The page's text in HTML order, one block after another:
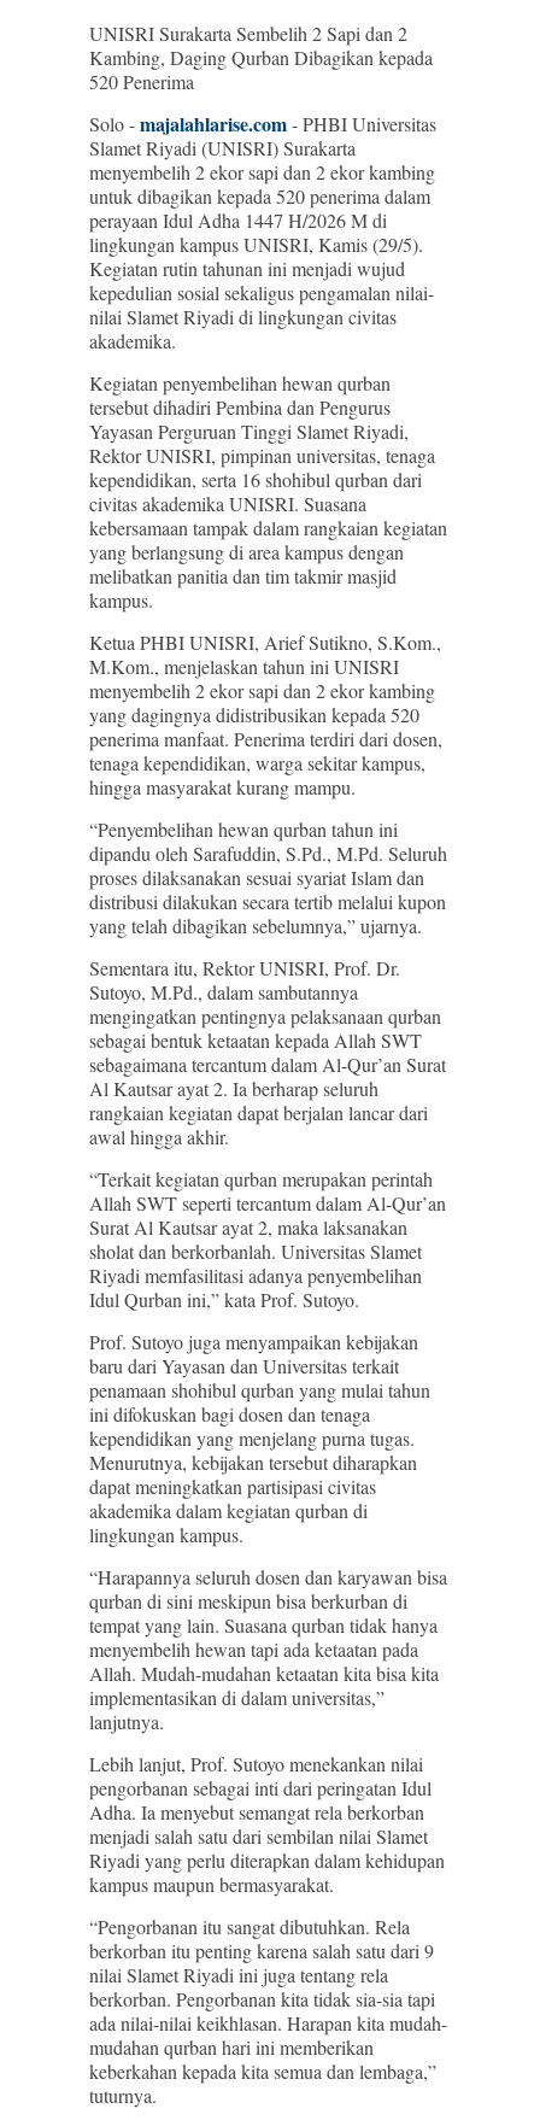
UNISRI Surakarta Sembelih 2 Sapi dan 2
Kambing, Daging Qurban Dibagikan kepada
520 Penerima
Solo -majalahlarise.com- PHBI Universitas
Slamet Riyadi (UNISRI) Surakarta
menyembelih 2 ekor sapi dan 2 ekor kambing
untuk dibagikan kepada 520 penerima dalam
perayaan Idul Adha 1447 H/2026 M di
lingkungan kampus UNISRI, Kamis (29/5).
Kegiatan rutin tahunan ini menjadi wujud
kepedulian sosial sekaligus pengamalan nilai-
nilai Slamet Riyadi di lingkungan civitas
akademika.
Kegiatan penyembelihan hewan qurban
tersebut dihadiri Pembina dan Pengurus
Yayasan Perguruan Tinggi Slamet Riyadi,
Rektor UNISRI, pimpinan universitas, tenaga
kependidikan, serta 16 shohibul qurban dari
civitas akademika UNISRI. Suasana
kebersamaan tampak dalam rangkaian kegiatan
yang berlangsung di area kampus dengan
melibatkan panitia dan tim takmir masjid
kampus.
Ketua PHBI UNISRI, Arief Sutikno, S.Kom.,
M.Kom., menjelaskan tahun ini UNISRI
menyembelih 2 ekor sapi dan 2 ekor kambing
yang dagingnya didistribusikan kepada 520
penerima manfaat. Penerima terdiri dari dosen,
tenaga kependidikan, warga sekitar kampus,
hingga masyarakat kurang mampu.
“Penyembelihan hewan qurban tahun ini
dipandu oleh Sarafuddin, S.Pd., M.Pd. Seluruh
proses dilaksanakan sesuai syariat Islam dan
distribusi dilakukan secara tertib melalui kupon
yang telah dibagikan sebelumnya,” ujarnya.
Sementara itu, Rektor UNISRI, Prof. Dr.
Sutoyo, M.Pd., dalam sambutannya
mengingatkan pentingnya pelaksanaan qurban
sebagai bentuk ketaatan kepada Allah SWT
sebagaimana tercantum dalam Al-Qur’an Surat
Al Kautsar ayat 2. Ia berharap seluruh
rangkaian kegiatan dapat berjalan lancar dari
awal hingga akhir.
“Terkait kegiatan qurban merupakan perintah
Allah SWT seperti tercantum dalam Al-Qur’an
Surat Al Kautsar ayat 2, maka laksanakan
sholat dan berkorbanlah. Universitas Slamet
Riyadi memfasilitasi adanya penyembelihan
Idul Qurban ini,” kata Prof. Sutoyo.
Prof. Sutoyo juga menyampaikan kebijakan
baru dari Yayasan dan Universitas terkait
penamaan shohibul qurban yang mulai tahun
ini difokuskan bagi dosen dan tenaga
kependidikan yang menjelang purna tugas.
Menurutnya, kebijakan tersebut diharapkan
dapat meningkatkan partisipasi civitas
akademika dalam kegiatan qurban di
lingkungan kampus.
“Harapannya seluruh dosen dan karyawan bisa
qurban di sini meskipun bisa berkurban di
tempat yang lain. Suasana qurban tidak hanya
menyembelih hewan tapi ada ketaatan pada
Allah. Mudah-mudahan ketaatan kita bisa kita
implementasikan di dalam universitas,”
lanjutnya.
Lebih lanjut, Prof. Sutoyo menekankan nilai
pengorbanan sebagai inti dari peringatan Idul
Adha. Ia menyebut semangat rela berkorban
menjadi salah satu dari sembilan nilai Slamet
Riyadi yang perlu diterapkan dalam kehidupan
kampus maupun bermasyarakat.
“Pengorbanan itu sangat dibutuhkan. Rela
berkorban itu penting karena salah satu dari 9
nilai Slamet Riyadi ini juga tentang rela
berkorban. Pengorbanan kita tidak sia-sia tapi
ada nilai-nilai keikhlasan. Harapan kita mudah-
mudahan qurban hari ini memberikan
keberkahan kepada kita semua dan lembaga,”
tuturnya.